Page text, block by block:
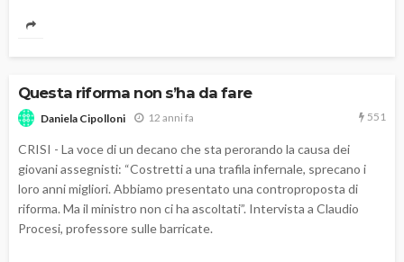
Questa riforma non s’ha da fare
Daniela Cipolloni 12 anni fa 551
CRISI - La voce di un decano che sta perorando la causa dei
giovani assegnisti: “Costretti a una trafila infernale, sprecano i
loro anni migliori. Abbiamo presentato una controproposta di
riforma. Ma il ministro non ci ha ascoltati”. Intervista a Claudio
Procesi, professore sulle barricate.